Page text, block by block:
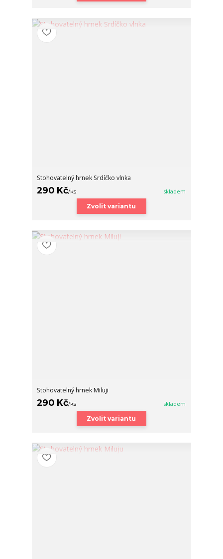
Stohovatelný hrnek Srdíčko vlnka
290 Kč/ks skladem
Zvolit variantu
Stohovatelný hrnek Miluji
290 Kč/ks skladem
Zvolit variantu